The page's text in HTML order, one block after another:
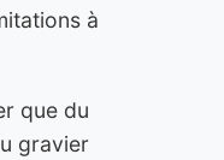
à
que du
gravier